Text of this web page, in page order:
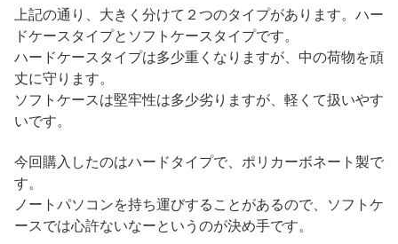
上記の通り、大きく分けて２つのタイプがあります。ハー
ドケースタイプとソフトケースタイプです。
ハードケースタイプは多少重くなりますが、中の荷物を頑
丈に守ります。
ソフトケースは堅牢性は多少劣りますが、軽くて扱いやす
いです。
今回購入したのはハードタイプで、ポリカーボネート製で
す。
ノートパソコンを持ち運びすることがあるので、ソフトケ
ースでは心許ないなーというのが決め手です。